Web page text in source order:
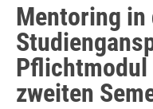
Mentoring in
Pflichtmodul
zweiten